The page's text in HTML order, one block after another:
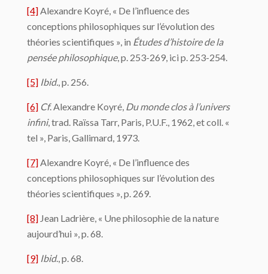
[4] Alexandre Koyré, « De l’influence des
conceptions philosophiques sur l’évolution des
théories scientifiques », in Études d’histoire de la
pensée philosophique, p. 253-269, ici p. 253-254.
[5] Ibid. , p. 256.
[6] Cf. Alexandre Koyré, Du monde clos à l’univers
infini, trad. Raïssa Tarr, Paris, P.U.F., 1962, et coll. «
tel », Paris, Gallimard, 1973.
[7] Alexandre Koyré, « De l’influence des
conceptions philosophiques sur l’évolution des
théories scientifiques », p. 269.
[8] Jean Ladrière, « Une philosophie de la nature
aujourd’hui », p. 68.
[9] Ibid., p. 68.